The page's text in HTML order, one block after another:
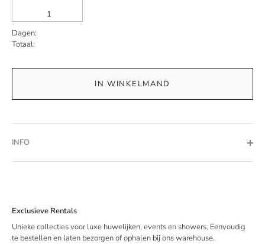
Dagen:
Totaal:
IN WINKELMAND
INFO
Exclusieve Rentals
Unieke collecties voor luxe huwelijken, events en showers. Eenvoudig
te bestellen en laten bezorgen of ophalen bij ons warehouse.